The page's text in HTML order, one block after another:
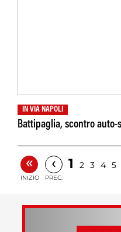
IN VIA NAPOLI
Battipaglia, scontro
«
INIZIO
‹
PREC.
1 2 3 4 5